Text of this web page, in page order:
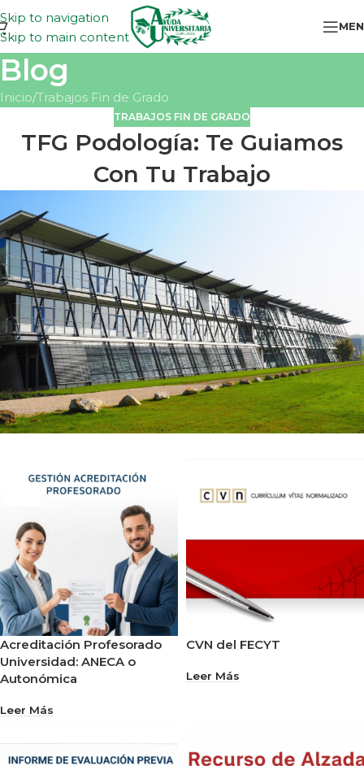
Skip to navigation
Skip to main content
Blog
Inicio Trabajos Fin de Grado
TRABAJOS FIN DE GRADO
TFG Podología: Te Guiamos
Con Tu Trabajo
Acreditación Profesorado
Universidad: ANECA o
Autonómica
Leer Más
CVN del FECYT
Leer Más